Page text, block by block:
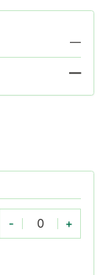
—
—
10 mm
-
Medvaržčiai su
+